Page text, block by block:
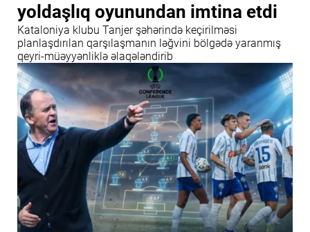
yoldaşlıq oyunundan imtina etdi
Kataloniya klubu Tanjer şəhərində keçirilməsi
planlaşdırılan qarşılaşmanın ləğvini bölgədə yaranmış
qeyri-müəyyənliklə əlaqələndirib